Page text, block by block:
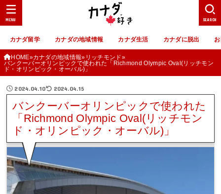
カナダ留学 カナダの地域情報 カナダ生活 カナダに脱出
SEARCH
MENU
HOME カナダの地域情報
リッチモンド
バンクーバーオリンピックで使われた「Richmond Olympic Oval(リッチモン
ド・オリンピック・オーバル)」
2024.04.10 2024.04.15
バンクーバーオリンピックで使われた
「Richmond Olympic Oval(リッチモン
ド・オリンピック・オーバル)」